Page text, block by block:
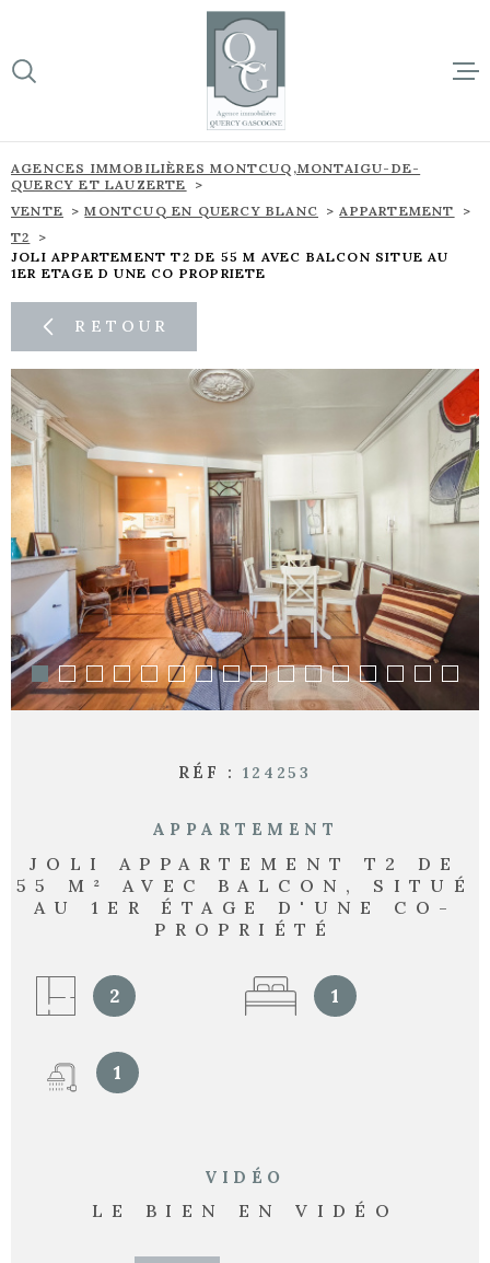
lamenu
contenu
BIENS À
SUR
L'ÉQUIPE
CONTACT
AGENCES IMMOBILIÈRES MONTCUQ,MONTAIGU-DE-
QUERCY ET LAUZERTE
VENTE
MONTCUQ EN QUERCY BLANC
APPARTEMENT
T2
JOLI APPARTEMENT T2 DE 55 M AVEC BALCON SITUE AU
1ER ETAGE D UNE CO PROPRIETE
RETOUR
RÉF :124253
APPARTEMENT
JOLI APPARTEMENT T2 DE
55 M² AVEC BALCON, SITUÉ
AU 1ER ÉTAGE D'UNE CO-
PROPRIÉTÉ
2 1
1
VIDÉO
LE BIEN EN VIDÉO
VOTRE
RECHERCHE
D'OFFRE
VENTE
TYPE
DE
Budget
RECHERCHER